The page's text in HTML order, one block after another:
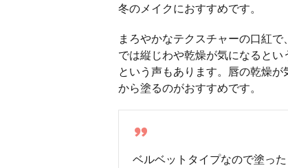
冬のメイクにおすすめです。
まろやかなテクスチャーの口紅
では縦じわや乾燥が気になると
という声もあります。唇の乾燥
から塗るのがおすすめです。
ベルベットタイプなので塗っ